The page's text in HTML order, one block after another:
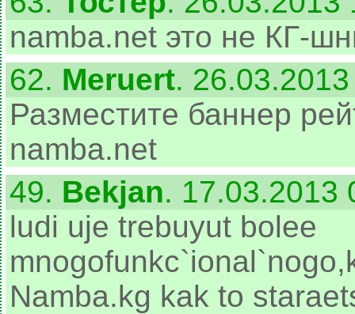
namba.net это не КГ-
62. Meruert.
Разместите баннер
namba.net
49. Bekjan. 17.03.2013
ludi uje trebuyut bolee
Namba.kg kak to